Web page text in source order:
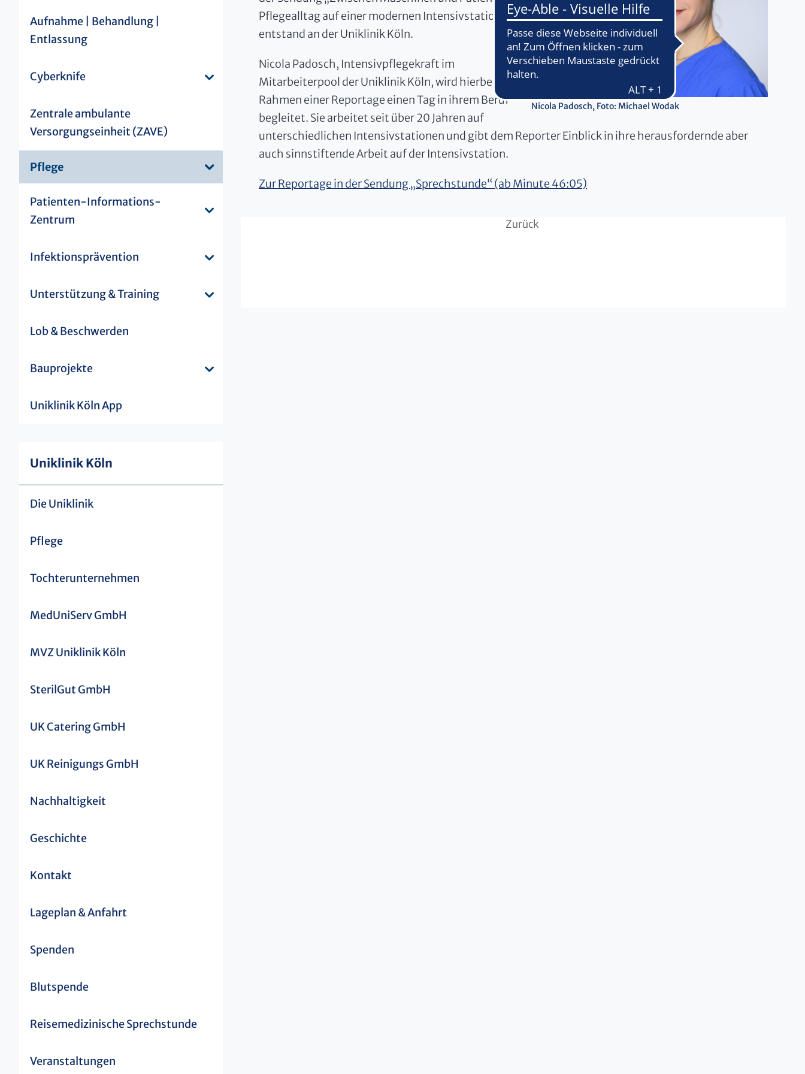
Aufnahme | Behandlung |
Entlassung
Cyberknife
Zentrale ambulante
Versorgungseinheit (ZAVE)
Pflege
Patienten-Informations-
Zentrum
Infektionsprävention
Unterstützung & Training
Lob & Beschwerden
Bauprojekte
Uniklinik Köln App
Uniklinik Köln
Die Uniklinik
Pflege
Tochterunternehmen
MedUniServ GmbH
MVZ Uniklinik Köln
SterilGut GmbH
UK Catering GmbH
UK Reinigungs GmbH
Nachhaltigkeit
Geschichte
Kontakt
Lageplan & Anfahrt
Spenden
Blutspende
Reisemedizinische Sprechstunde
Veranstaltungen
Nicola Padosch, Foto: Michael Wodak
Pflegealltag auf einer modernen Intensivstation“
entstand an der Uniklinik Köln.
Nicola Padosch, Intensivpflegekraft im
Mitarbeiterpool der Uniklinik Köln, wird hierbei im
Rahmen einer Reportage einen Tag in ihrem Beruf
begleitet. Sie arbeitet seit über 20 Jahren auf
unterschiedlichen Intensivstationen und gibt dem Reporter Einblick in ihre herausfordernde aber
auch sinnstiftende­ Arbeit auf der Intensivstation.
Zur Reportage in der Sendung „Sprechstunde“ (ab Minute 46:05)
Zurück